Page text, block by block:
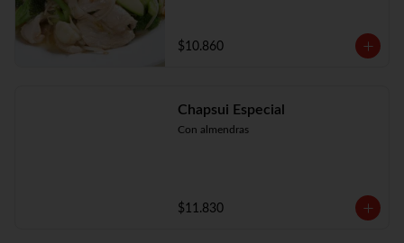
$10.860
Chapsui Especial
Con almendras
$11.830